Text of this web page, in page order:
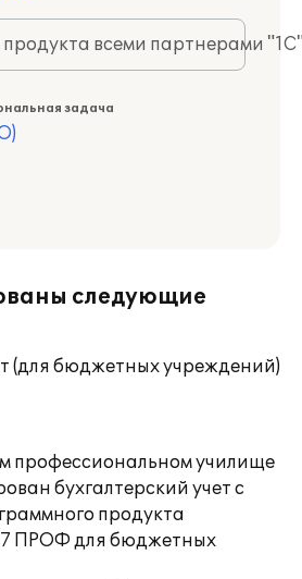
всеми партнерами
задача
следующие
(для бюджетных учреждений)
профессиональном училище
бухгалтерский учет с
продукта
ПРОФ для бюджетных